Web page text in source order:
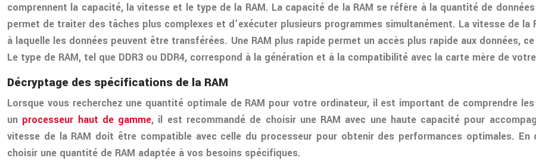
comprennent la capacité, la vitesse et le type de la RAM. La capacité de la RAM se réfère à la quantité de
permet de traiter des tâches plus complexes et d’exécuter plusieurs programmes simultanément. La vitesse de
à laquelle les données peuvent être transférées. Une RAM plus rapide permet un accès plus rapide aux données,
Le type de RAM, tel que DDR3 ou DDR4, correspond à la génération et à la compatibilité avec la carte mère de
Décryptage des spécifications de la RAM
Lorsque vous recherchez une quantité optimale de RAM pour votre ordinateur, il est important de comprendre
un processeur haut de gamme, il est recommandé de choisir une RAM avec une haute capacité pour
vitesse de la RAM doit être compatible avec celle du processeur pour obtenir des performances optimales.
choisir une quantité de RAM adaptée à vos besoins spécifiques.